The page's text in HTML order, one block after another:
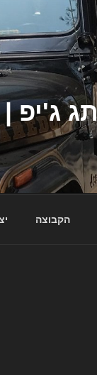
הקבוצה